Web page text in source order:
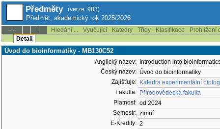
Předměty (verze: 983)
Předmět, akademický rok 2025/2026
--:-- Hledání ... Vyučující Katedry Třídy Klasifikace
Prohlížení
Detail
Úvod do bioinformatiky - MB130C52
Anglický název:
Introduction into
Český název: Úvod do bioinformatiky
Zajišťuje: Katedra experimentální
Fakulta: Přírodovědecká fakulta
Platnost: od 2024
Semestr: zimní
E-Kredity: 2